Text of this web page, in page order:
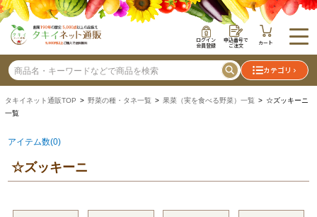
ログイン
会員登録
申込番号で
ご注文 カート
カテゴリ
タキイネット通販TOP > 野菜の種・タネ一覧 > 果菜（実を食べる野菜）一覧 > ☆ズッキーニ
一覧
アイテム数(0)
☆ズッキーニ